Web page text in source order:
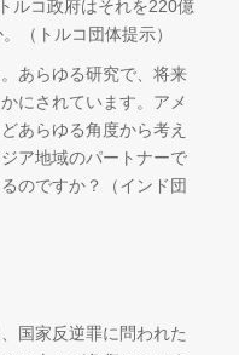
ルコ政府はそれを220億
（トルコ団体提示）
あらゆる研究で、将来
にされています。アメ
あらゆる角度から考え
ア地域のパートナーで
のですか？（インド団
国家反逆罪に問われた